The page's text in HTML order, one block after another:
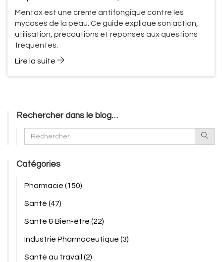
conseils
Mentax est une crème antifongique contre les
mycoses de la peau. Ce guide explique son action,
utilisation, précautions et réponses aux questions
fréquentes.
Lire la suite
Rechercher dans le blog…
Catégories
Pharmacie (150)
Santé (47)
Santé & Bien-être (22)
Industrie Pharmaceutique (3)
Santé au travail (2)